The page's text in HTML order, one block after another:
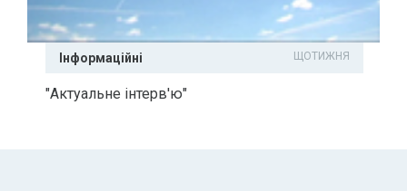
Інформаційні ЩОТИЖНЯ
"Актуальне інтерв'ю"